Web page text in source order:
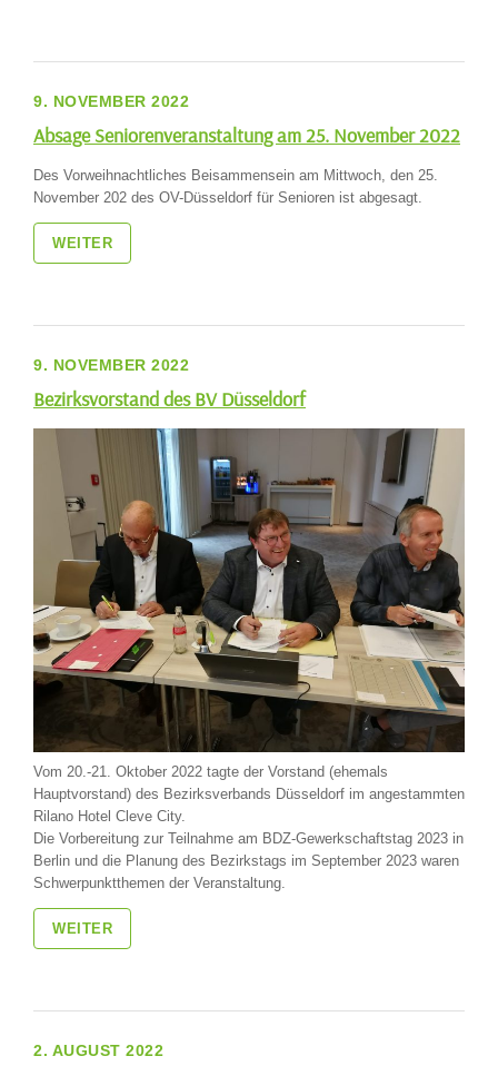
9. NOVEMBER 2022
Absage Seniorenveranstaltung am 25. November 2022
Des Vorweihnachtliches Beisammensein am Mittwoch, den 25.
November 202 des OV-Düsseldorf für Senioren ist abgesagt.
WEITER
9. NOVEMBER 2022
Bezirksvorstand des BV Düsseldorf
Vom 20.-21. Oktober 2022 tagte der Vorstand (ehemals
Hauptvorstand) des Bezirksverbands Düsseldorf im angestammten
Rilano Hotel Cleve City.
Die Vorbereitung zur Teilnahme am BDZ-Gewerkschaftstag 2023 in
Berlin und die Planung des Bezirkstags im September 2023 waren
Schwerpunktthemen der Veranstaltung.
WEITER
2. AUGUST 2022